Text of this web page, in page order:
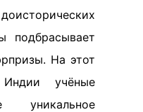
подбрасывает
На этот
учёные
уникальное